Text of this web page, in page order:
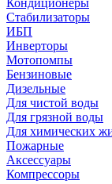
Кондиционеры
Стабилизаторы
ИБП
Инверторы
Мотопомпы
Бензиновые
Дизельные
Для чистой воды
Для грязной воды
Для химических
Пожарные
Аксессуары
Компрессоры